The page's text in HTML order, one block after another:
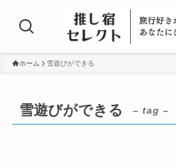
ホーム 雪遊びができる
雪遊びができる – tag –